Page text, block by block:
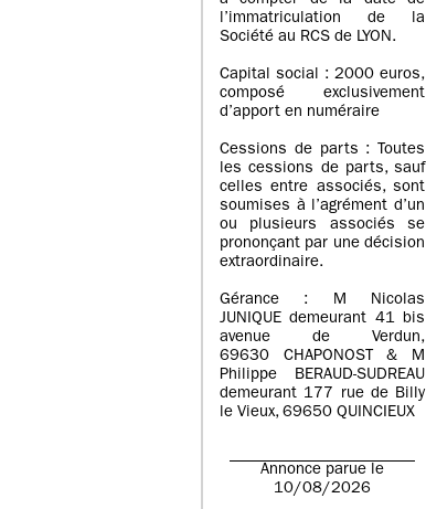
l’immatriculation de la
Société au RCS de LYON.
Capital social : 2000 euros,
composé exclusivement
d’apport en numéraire
Cessions de parts : Toutes
les cessions de parts, sauf
celles entre associés, sont
soumises à l’agrément d’un
ou plusieurs associés se
prononçant par une décision
extraordinaire.
Gérance : M Nicolas
JUNIQUE demeurant 41 bis
avenue de Verdun,
69630 CHAPONOST & M
Philippe BERAUD-SUDREAU
demeurant 177 rue de Billy
le Vieux, 69650 QUINCIEUX
Annonce parue le
10/08/2026